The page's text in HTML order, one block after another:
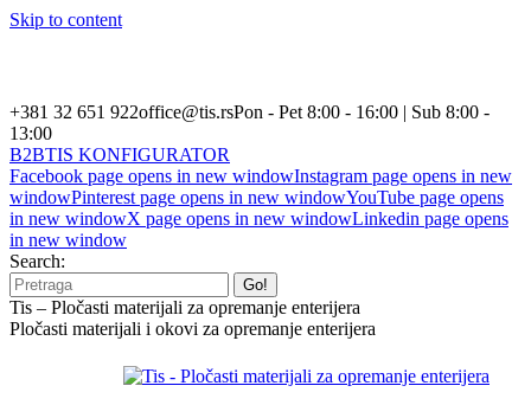
Skip to content
+381 32 651 922office@tis.rsPon - Pet 8:00 - 16:00 | Sub 8:00 -
13:00
B2BTIS KONFIGURATOR
Facebook page opens in new windowInstagram page opens in new
windowPinterest page opens in new windowYouTube page opens
in new windowX page opens in new windowLinkedin page opens
in new window
Search:
Tis – Pločasti materijali za opremanje enterijera
Pločasti materijali i okovi za opremanje enterijera